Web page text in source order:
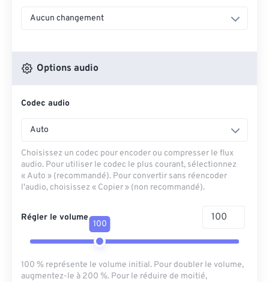
Aucun changement
Options audio
Codec audio
Auto
Choisissez un codec pour encoder ou compresser le flux
audio. Pour utiliser le codec le plus courant, sélectionnez
« Auto » (recommandé). Pour convertir sans réencoder
l'audio, choisissez « Copier » (non recommandé).
Régler le volume
100
100 % représente le volume initial. Pour doubler le volume,
augmentez-le à 200 %. Pour le réduire de moitié,